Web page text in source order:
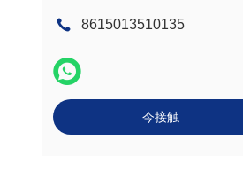
8615013510135
今接触